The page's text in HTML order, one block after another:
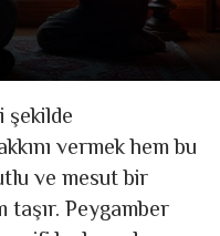
şekilde
vermek hem bu
ve mesut bir
Peygamber